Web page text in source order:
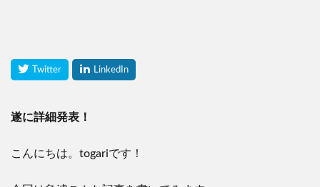
遂に詳細発表！
こんにちは。togariです！